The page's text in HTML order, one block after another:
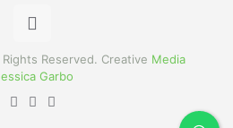
Reserved. Creative Media
Garbo